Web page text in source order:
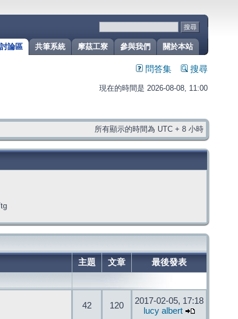
關於本站
參與我們
摩茲工寮
共筆系統
討論區
問答集 搜尋
現在的時間是 2026-08-08, 11:00
所有顯示的時間為 UTC + 8 小時
主題 文章
最後發表
42 120
2017-02-05, 17:18
lucy albert